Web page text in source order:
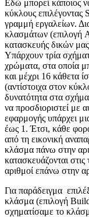
Εδώ μπορεί κάποιος
κύκλους επιλέγοντας
γραμμή εργαλείων.
κλασμάτων (επιλογή
κατασκευής δικών
Υπάρχουν τρία
χρώματα, στα οποία
και μέχρι 16 κάθετα
(αντίστοιχα στον
δυνατότητα στα
να προσδιοριστεί με
εφαρμογής υπάρχει
έως 1. Έτσι, κάθε
από τη εικονική
κλάσμα πάνω στην
κατασκευάζονται στις
αριθμοί επάνω στην
Για παράδειγμα
κλάσμα (επιλογή
σχηματίσαμε το